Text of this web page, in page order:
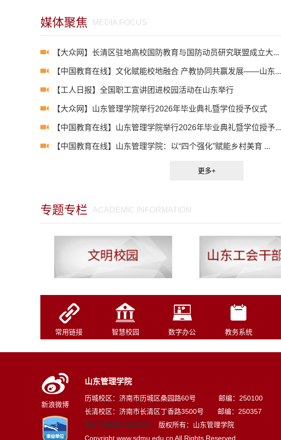
媒体聚焦 MEDIA FOCUS
【大众网】长清区驻地高校国防教育与国防动员研究联盟成立大...
【中国教育在线】文化赋能校地融合 产教协同共赢发展——山东...
【工人日报】全国职工宣讲团进校园活动在山东举行
【大众网】山东管理学院举行2026年毕业典礼暨学位授予仪式
【中国教育在线】山东管理学院举行2026年毕业典礼暨学位授予...
【中国教育在线】山东管理学院：以“四个强化”赋能乡村美育 ...
更多+
专题专栏 ACADEMIC INFORMATION
常用链接 智慧校园 数字办公 教务系统
新浪微博
山东管理学院
历城校区：济南市历城区桑园路60号 邮编：250100
长清校区：济南市长清区丁香路3500号 邮编：250357
鲁ICP备05015382号-2 版权所有：山东管理学院
Copyright www.sdmu.edu.cn All Rights Reserved